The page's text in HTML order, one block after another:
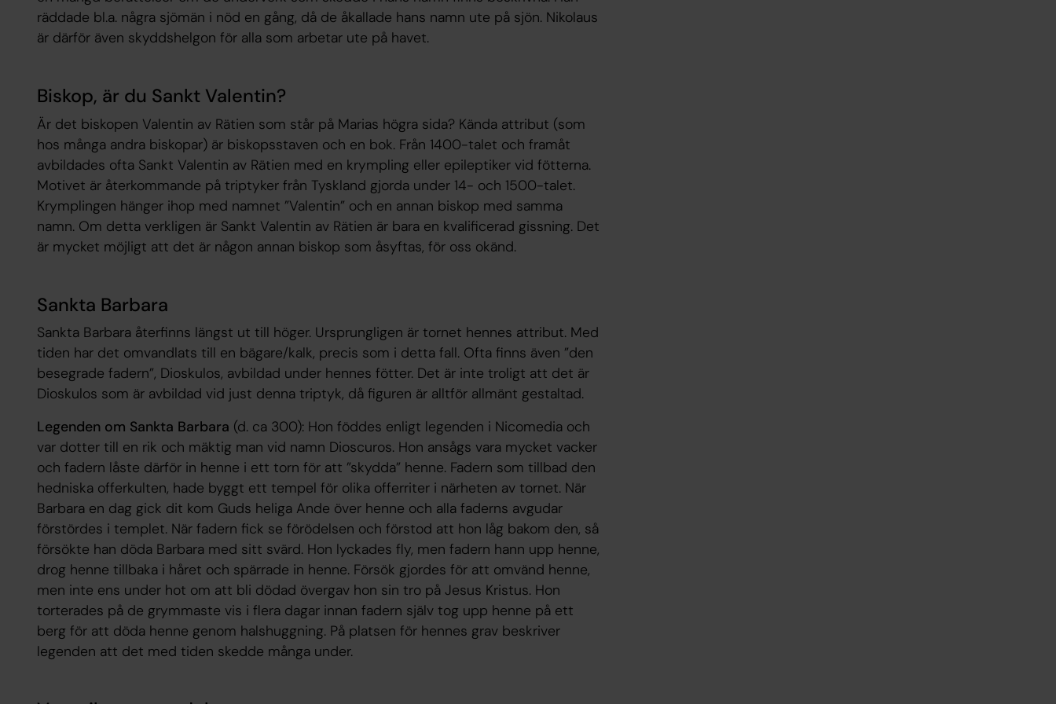
räddade bl.a. några sjömän i nöd en gång, då de åkallade hans namn ute på sjön. Nikolaus
är därför även skyddshelgon för alla som arbetar ute på havet.
Biskop, är du Sankt Valentin?
Är det biskopen Valentin av Rätien som står på Marias högra sida? Kända attribut (som
hos många andra biskopar) är biskopsstaven och en bok. Från 1400-talet och framåt
avbildades ofta Sankt Valentin av Rätien med en krympling eller epileptiker vid fötterna.
Motivet är återkommande på triptyker från Tyskland gjorda under 14- och 1500-talet.
Krymplingen hänger ihop med namnet ”Valentin” och en annan biskop med samma
namn. Om detta verkligen är Sankt Valentin av Rätien är bara en kvalificerad gissning. Det
är mycket möjligt att det är någon annan biskop som åsyftas, för oss okänd.
Sankta Barbara
Sankta Barbara återfinns längst ut till höger. Ursprungligen är tornet hennes attribut. Med
tiden har det omvandlats till en bägare/kalk, precis som i detta fall. Ofta finns även ”den
besegrade fadern”, Dioskulos, avbildad under hennes fötter. Det är inte troligt att det är
Dioskulos som är avbildad vid just denna triptyk, då figuren är alltför allmänt gestaltad.
Legenden om Sankta Barbara (d. ca 300): Hon föddes enligt legenden i Nicomedia och
var dotter till en rik och mäktig man vid namn Dioscuros. Hon ansågs vara mycket vacker
och fadern låste därför in henne i ett torn för att ”skydda” henne. Fadern som tillbad den
hedniska offerkulten, hade byggt ett tempel för olika offerriter i närheten av tornet. När
Barbara en dag gick dit kom Guds heliga Ande över henne och alla faderns avgudar
förstördes i templet. När fadern fick se förödelsen och förstod att hon låg bakom den, så
försökte han döda Barbara med sitt svärd. Hon lyckades fly, men fadern hann upp henne,
drog henne tillbaka i håret och spärrade in henne. Försök gjordes för att omvänd henne,
men inte ens under hot om att bli dödad övergav hon sin tro på Jesus Kristus. Hon
torterades på de grymmaste vis i flera dagar innan fadern själv tog upp henne på ett
berg för att döda henne genom halshuggning. På platsen för hennes grav beskriver
legenden att det med tiden skedde många under.